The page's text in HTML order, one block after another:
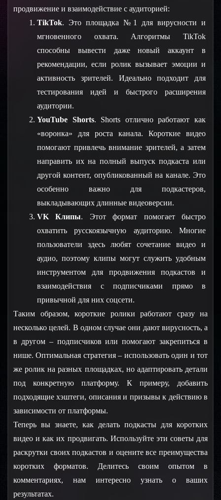
продвижение и взаимодействие с аудиторией:
TikTok. Это площадка №1 для вирусности и
мгновенного охвата. Алгоритмы TikTok
способны вывести даже новый аккаунт в
рекомендации, если ролик вызывает эмоции и
активность зрителей. Идеально подходит для
тестирования идей и быстрого расширения
аудитории.
YouTube Shorts. Shorts отлично работают как
«воронка» для роста канала. Короткие видео
помогают привлечь внимание зрителей, а затем
направить их на полный выпуск подкаста или
другой контент, опубликованный на канале. Это
особенно важно для подкастеров,
выкладывающих длинные видеоверсии.
VK Клипы. Этот формат помогает быстро
охватить русскоязычную аудиторию. Многие
пользователи здесь любят сочетание видео и
аудио, поэтому клипы могут служить удобным
инструментом для продвижения подкастов и
взаимодействия с подписчиками прямо в
привычной для них соцсети.
Таким образом, короткие ролики работают сразу на
несколько целей. В одном случае они дают вирусность, а
в другом – подписчиков или помогают закрепиться в
нише. Оптимальная стратегия – использовать один и тот
же ролик на разных площадках, но адаптировать детали
под конкретную платформу. К примеру, добавить
подходящие хэштеги, описания и призывы к действию в
зависимости от платформы.
Теперь вы знаете, как делать подкасты для коротких
видео и как их продвигать. Используйте эти советы для
раскрутки своих подкастов и оцените все преимущества
коротких форматов. Делитесь своим опытом в
комментариях, нам интересно узнать о ваших
результатах.